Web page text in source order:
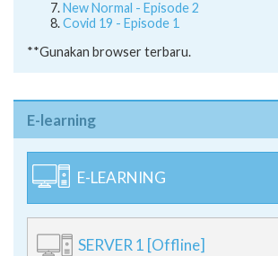
New Normal - Episode 2
Covid 19 - Episode 1
**Gunakan browser terbaru.
E-learning
E-LEARNING
SERVER 1 [Offline]